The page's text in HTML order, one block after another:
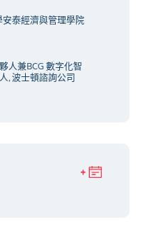
安泰經濟與管理學院
人兼BCG 數字化智
, 波士頓諮詢公司